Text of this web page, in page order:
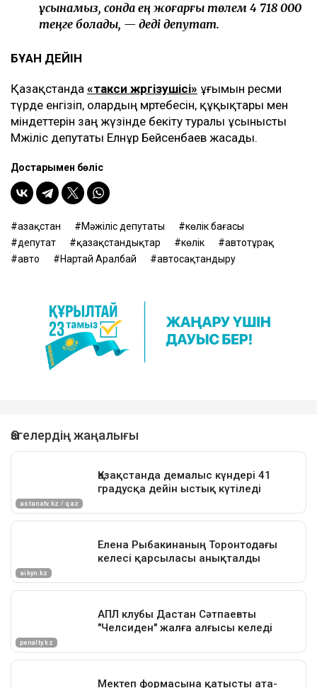
ұсынамыз, сонда ең жоғарғы төлем 4 718 000
теңге болады, — деді депутат.
БҰҒАН ДЕЙІН
Қазақстанда «такси жүргізушісі» ұғымын ресми
түрде енгізіп, олардың мәртебесін, құқықтары мен
міндеттерін заң жүзінде бекіту туралы ұсынысты
Мәжіліс депутаты Елнұр Бейсенбаев жасады.
Достарыңмен бөліс
Қазақстан Мәжіліс депутаты
көлік бағасы
депутат
қазақстандықтар көлік
автотұрақ
авто
Нартай Аралбай автосақтандыру